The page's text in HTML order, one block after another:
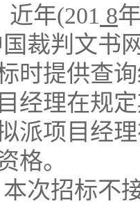
近年(201 8年
裁判文书
时提供查
经理在规
派项目经
格。
本次招标不